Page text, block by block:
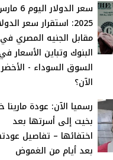
سعر الدولار
2025: استقرار سعر
مقابل الجنيه المصري في
البنوك وتباين الأسعار
السوق السوداء -
الآن؟
رسميا الآن: عودة
بخيت إلى أسرتها بعد
اختفائها – تفاصيل
بعد أيام من الغموض